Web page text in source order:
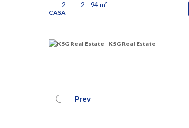
2 2 94m²
CASA
KSG Real Estate
Prev